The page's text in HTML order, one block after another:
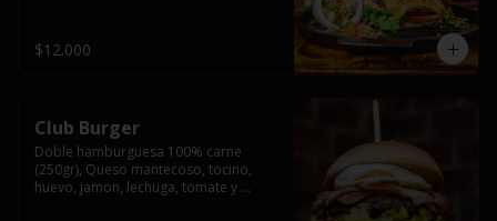
papas fritas.
$12.000
Club Burger
Doble hamburguesa 100% carne
(250gr), Queso mantecoso, tocino,
huevo, jamon, lechuga, tomate y